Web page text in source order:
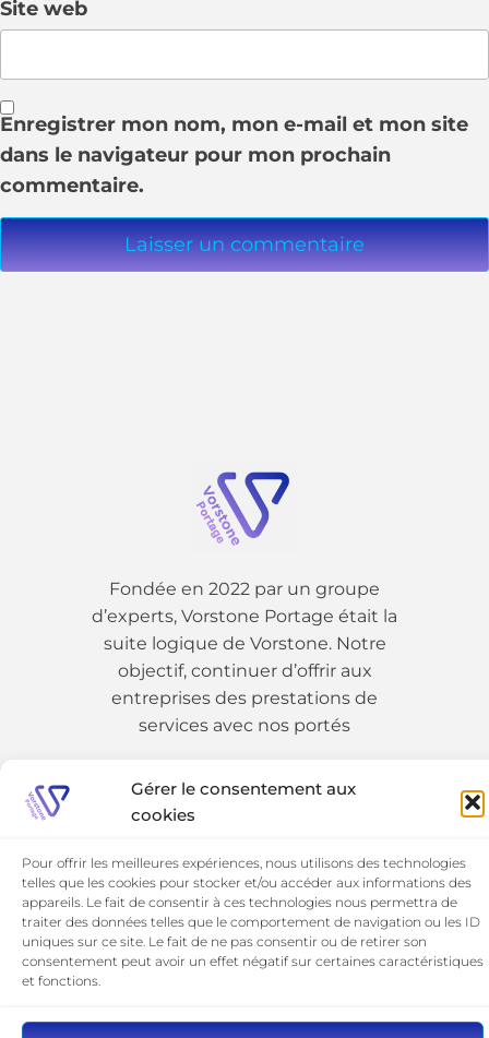
Gérer le consentement aux
cookies
Pour offrir les meilleures expériences, nous utilisons des technologies
telles que les cookies pour stocker et/ou accéder aux informations des
appareils. Le fait de consentir à ces technologies nous permettra de
traiter des données telles que le comportement de navigation ou les ID
uniques sur ce site. Le fait de ne pas consentir ou de retirer son
consentement peut avoir un effet négatif sur certaines caractéristiques
et fonctions.
Site web
Enregistrer mon nom, mon e-mail et mon site
dans le navigateur pour mon prochain
commentaire.
Fondée en 2022 par un groupe
d’experts, Vorstone Portage était la
suite logique de Vorstone. Notre
objectif, continuer d’offrir aux
entreprises des prestations de
services avec nos portés
01 89 19 54 25
Mentions Légales